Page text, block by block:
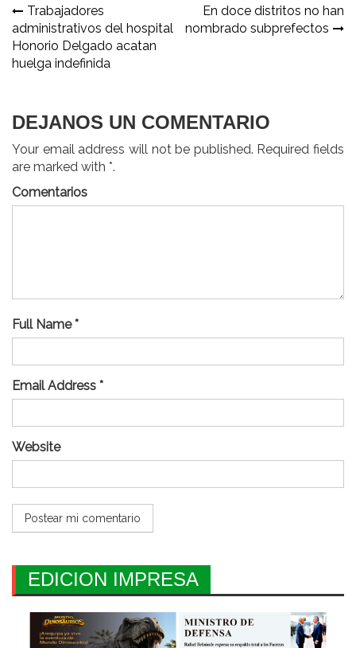
Navegación
de
entradas
Trabajadores
administrativos del hospital
Honorio Delgado acatan
huelga indefinida
En doce distritos no han
nombrado subprefectos
DEJANOS UN COMENTARIO
Your email address will not be published. Required fields
are marked with *.
Comentarios
Full Name *
Email Address *
Website
EDICION IMPRESA